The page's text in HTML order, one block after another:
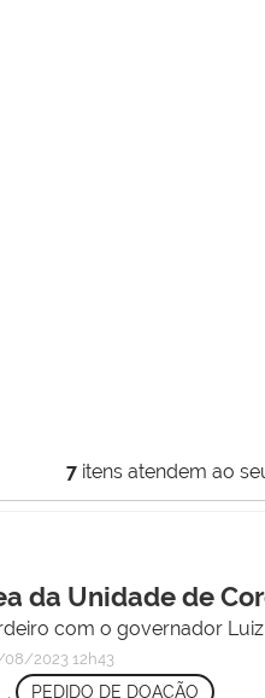
7itens atendem ao
da Unidade de
com o governador
2023 12h43
PEDIDO DE DOAÇÃO